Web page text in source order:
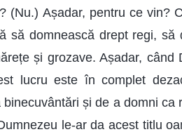
(Nu.) Așadar, pentru ce vin?
să domnească drept regi, să
și grozave. Așadar, când
lucru este în complet
și de a domni ca
le-ar da acest titlu